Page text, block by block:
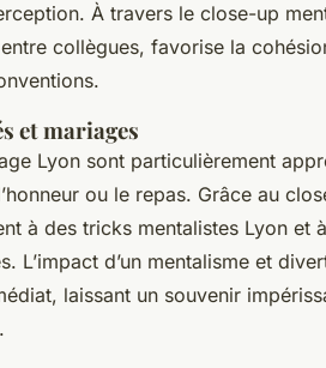
À travers le close-up
collègues, favorise la
et mariages
Lyon sont particulièrement
ou le repas. Grâce au
à des tricks mentalistes Lyon et
L’impact d’un mentalisme et
laissant un souvenir